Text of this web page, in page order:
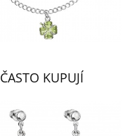
KUPUJÍ